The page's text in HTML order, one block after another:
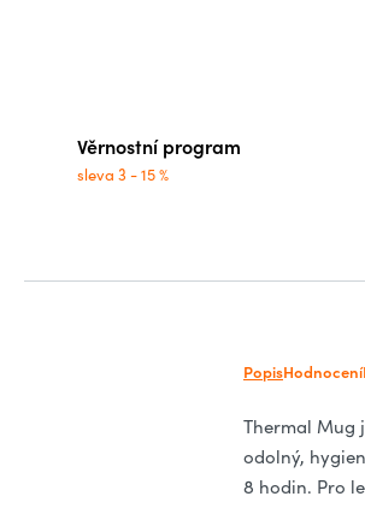
Věrnostní program
sleva 3 - 15 %
PopisHodnocení
Thermal Mug
odolný,
8 hodin. Pro